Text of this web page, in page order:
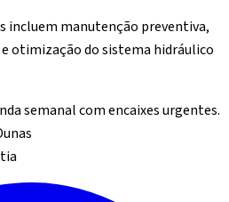
incluem manutenção preventiva,
otimização do sistema hidráulico
semanal com encaixes urgentes.